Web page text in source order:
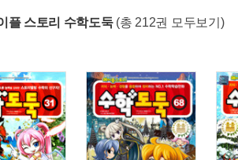
플 스토리 수학도둑 (총 212권 모두보기)